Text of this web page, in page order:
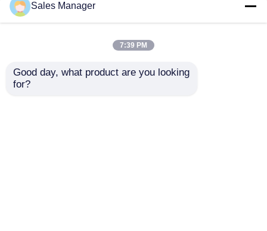
SMD 알루미늄 전기분해
최고의 가격
전기 10V 100uF 2312
최고의 가격
Sales Manager
7:39 PM
Good day, what product are you looking
for?